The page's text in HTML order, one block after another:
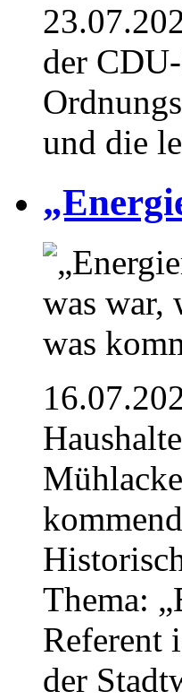
der
und die
Thema:
Referent
der